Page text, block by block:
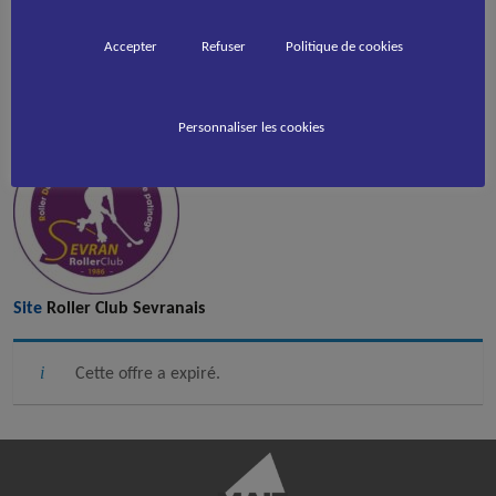
SEVRAN
Site Roller Club Sevranais
Cette offre a expiré.
Accepter Refuser Politique de cookies
Personnaliser les cookies